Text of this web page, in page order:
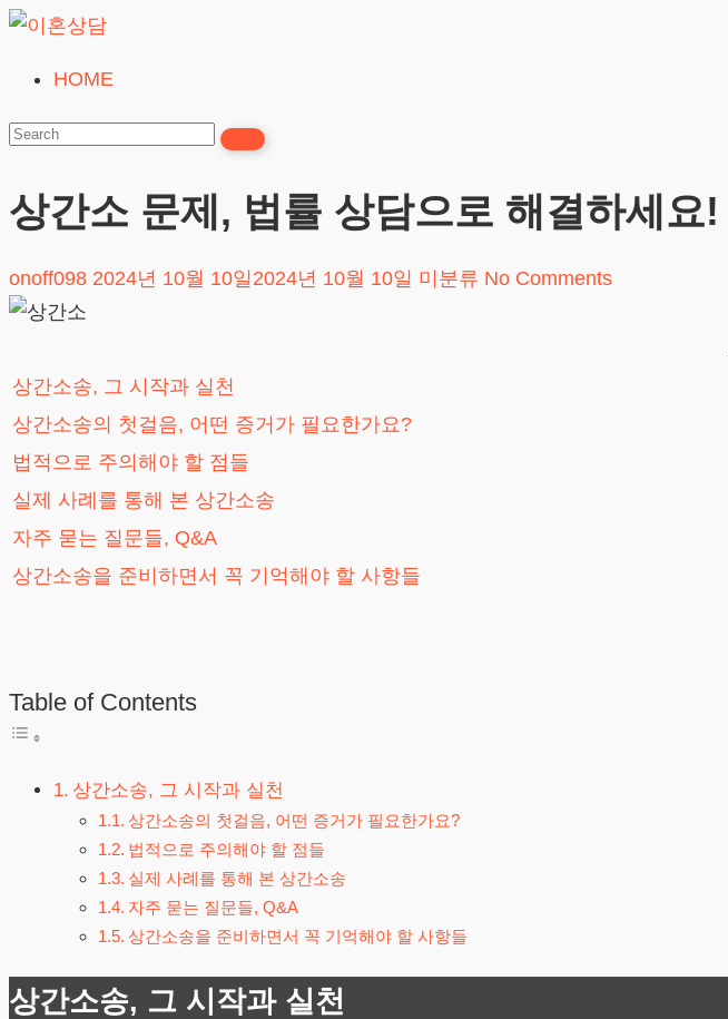
Skip
content
혼
담
24시간365일
HOME
상간소 문제, 법률 상담으로 해결하세요!
onoff098 2024년 10월 10일 2024년 10월 10일 미분류 No Comments
상간소송, 그 시작과 실천
상간소송의 첫걸음, 어떤 증거가 필요한가요?
법적으로 주의해야 할 점들
실제 사례를 통해 본 상간소송
자주 묻는 질문들, Q&A
상간소송을 준비하면서 꼭 기억해야 할 사항들
Table of Contents
상간소송, 그 시작과 실천
상간소송의 첫걸음, 어떤 증거가 필요한가요?
법적으로 주의해야 할 점들
실제 사례를 통해 본 상간소송
자주 묻는 질문들, Q&A
상간소송을 준비하면서 꼭 기억해야 할 사항들
상간소송, 그 시작과 실천